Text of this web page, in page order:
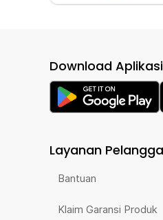
Download
Layanan
Bantuan
Klaim Garansi Produk